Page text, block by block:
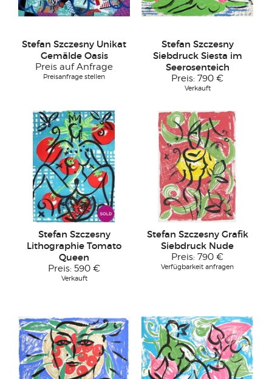
Stefan Szczesny Unikat
Gemälde Oasis
Preis auf Anfrage
Preisanfrage stellen
Stefan Szczesny
Siebdruck Siesta im
Seerosenteich
Preis: 790 €
Verkauft
Stefan Szczesny
Lithographie Tomato
Queen
Preis: 590 €
Verkauft
Stefan Szczesny Grafik
Siebdruck Nude
Preis: 790 €
Verfügbarkeit anfragen